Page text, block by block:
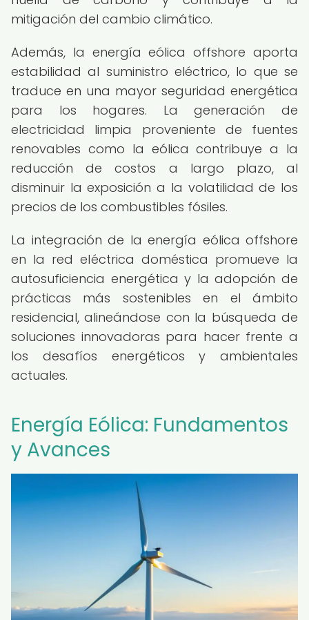
mitigación del cambio climático.
Además, la energía eólica offshore aporta
estabilidad al suministro eléctrico, lo que se
traduce en una mayor seguridad energética
para los hogares. La generación de
electricidad limpia proveniente de fuentes
renovables como la eólica contribuye a la
reducción de costos a largo plazo, al
disminuir la exposición a la volatilidad de los
precios de los combustibles fósiles.
La integración de la energía eólica offshore
en la red eléctrica doméstica promueve la
autosuficiencia energética y la adopción de
prácticas más sostenibles en el ámbito
residencial, alineándose con la búsqueda de
soluciones innovadoras para hacer frente a
los desafíos energéticos y ambientales
actuales.
Energía Eólica: Fundamentos
y Avances